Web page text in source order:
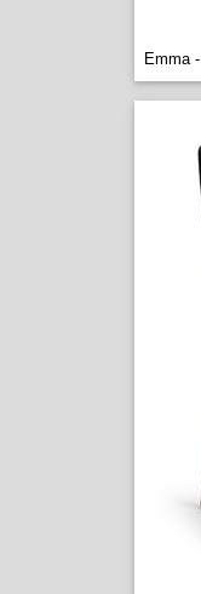
Emma -